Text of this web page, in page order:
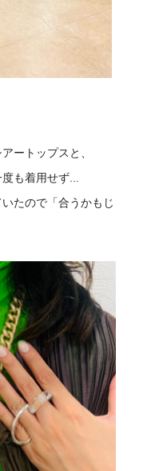
ートップスと、
も着用せず...
たので「合うかもじ